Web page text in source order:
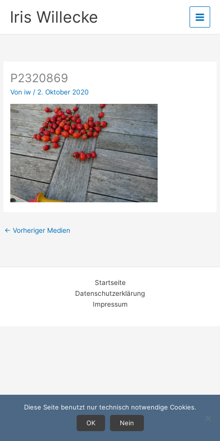
InhaltIris Willecke
P2320869
Von iw / 2. Oktober 2020
← Vorheriger Medien
Startseite
Datenschutzerklärung
Impressum
Diese Seite benutzt nur technisch notwendige Cookies.
OK
Nein